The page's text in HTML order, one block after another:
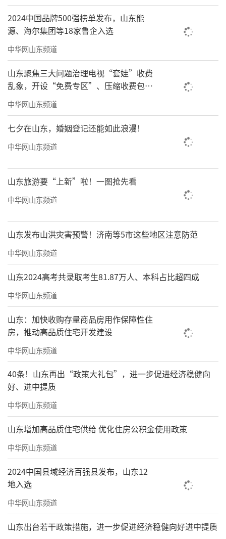
钟；鳌头矶到中洲古街巷、元运河约50米，步
行2分钟，元运河到宛园景区约2公里，车程10
分钟；宛园景区到舍利宝塔景区约2公里，车程
10分钟；舍利宝塔景区到运河风情园约5公里，
车程约15分钟；魏湾镇李圈村清平星火红色教
育基地距市区约27公里，车程约30分钟；魏家
湾贡砖文化传播展示基地距清平星火红色教育
基地约8公里，车程约15分钟。
（来源： 中华人民共和国文化和旅游部
责任编辑：陈雅雯
2024中国品牌500强榜单发布，山东能
源、海尔集团等18家鲁企入选
中华网山东频道
山东聚焦三大问题治理电视“套娃”收费
乱象，开设“免费专区”、压缩收费包比
例70%以上
中华网山东频道
七夕在山东，婚姻登记还能如此浪漫！
中华网山东频道
山东旅游要“上新”啦！一图抢先看
中华网山东频道
山东发布山洪灾害预警！济南等5市这些地区注意防范
中华网山东频道
山东2024高考共录取考生81.87万人、本科占比超四成
中华网山东频道
山东：加快收购存量商品房用作保障性住
房，推动高品质住宅开发建设
中华网山东频道
40条！山东再出“政策大礼包”，进一步促进经济稳健向
好、进中提质
中华网山东频道
山东增加高品质住宅供给 优化住房公积金使用政策
中华网山东频道
2024中国县域经济百强县发布，山东12
地入选
中华网山东频道
山东出台若干政策措施，进一步促进经济稳健向好进中提质